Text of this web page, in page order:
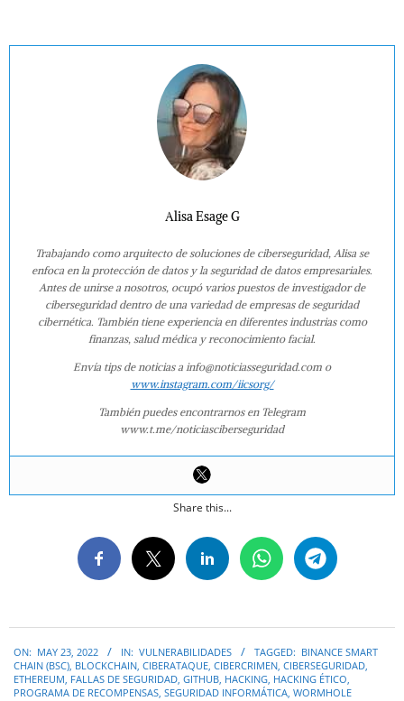
Alisa Esage G
Trabajando como arquitecto de soluciones de ciberseguridad, Alisa se
enfoca en la protección de datos y la seguridad de datos empresariales.
Antes de unirse a nosotros, ocupó varios puestos de investigador de
ciberseguridad dentro de una variedad de empresas de seguridad
cibernética. También tiene experiencia en diferentes industrias como
finanzas, salud médica y reconocimiento facial.
Envía tips de noticias a info@noticiasseguridad.com o
www.instagram.com/iicsorg/
También puedes encontrarnos en Telegram
www.t.me/noticiasciberseguridad
Share this...
05-
23
ON: MAY 23, 2022 IN: VULNERABILIDADES TAGGED: BINANCE SMART
CHAIN (BSC), BLOCKCHAIN, CIBERATAQUE, CIBERCRIMEN, CIBERSEGURIDAD,
ETHEREUM, FALLAS DE SEGURIDAD, GITHUB, HACKING, HACKING ÉTICO,
PROGRAMA DE RECOMPENSAS, SEGURIDAD INFORMÁTICA, WORMHOLE